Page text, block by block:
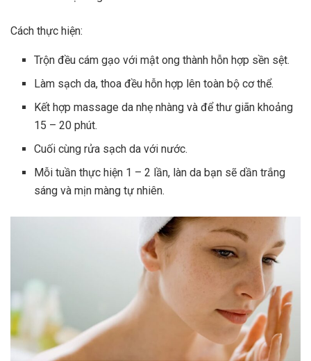
Cách thực hiện:
Trộn đều cám gạo với mật ong thành hỗn hợp sền sệt.
Làm sạch da, thoa đều hỗn hợp lên toàn bộ cơ thể.
Kết hợp massage da nhẹ nhàng và để thư giãn khoảng
15 – 20 phút.
Cuối cùng rửa sạch da với nước.
Mỗi tuần thực hiện 1 – 2 lần, làn da bạn sẽ dần trắng
sáng và mịn màng tự nhiên.